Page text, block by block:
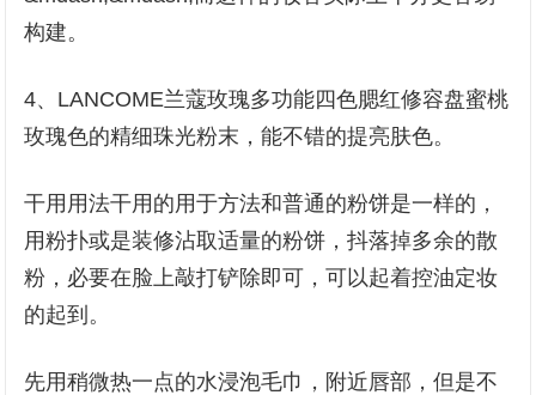
构建。
4、LANCOME兰蔻玫瑰多功能四色腮红修容盘蜜桃
玫瑰色的精细珠光粉末，能不错的提亮肤色。
干用用法干用的用于方法和普通的粉饼是一样的，
用粉扑或是装修沾取适量的粉饼，抖落掉多余的散
粉，必要在脸上敲打铲除即可，可以起着控油定妆
的起到。
先用稍微热一点的水浸泡毛巾，附近唇部，但是不